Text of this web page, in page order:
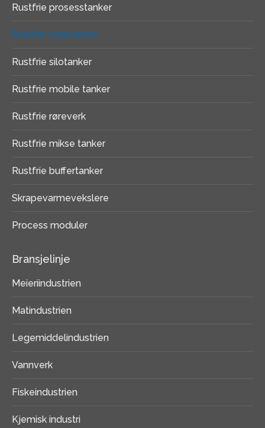
Rustfrie prosesstanker
Rustfrie trykktanker
Rustfrie silotanker
Rustfrie mobile tanker
Rustfrie røreverk
Rustfrie mikse tanker
Rustfrie buffertanker
Skrapevarmevekslere
Process moduler
Bransjelinje
Meieriindustrien
Matindustrien
Legemiddelindustrien
Vannverk
Fiskeindustrien
Kjemisk industri